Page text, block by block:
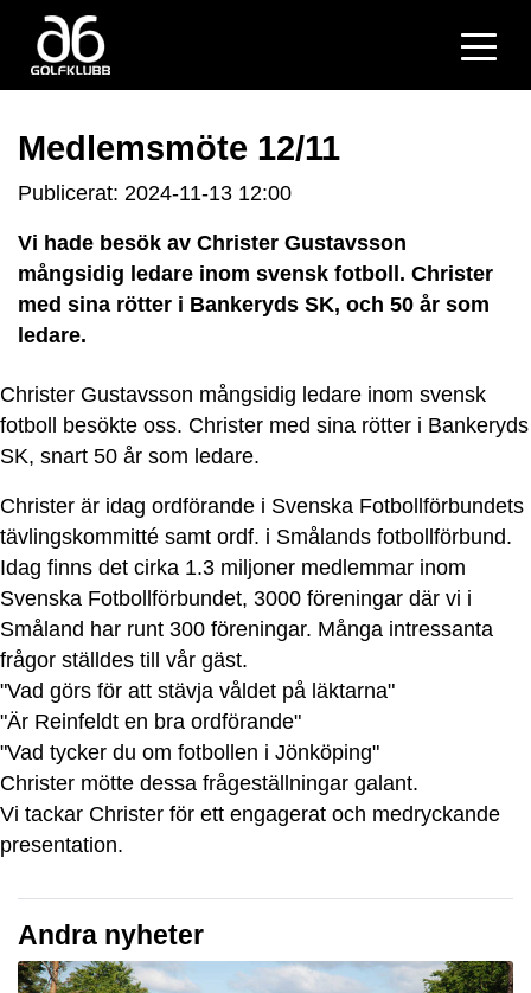
Medlemsmöte 12/11
Publicerat: 2024-11-13 12:00
Vi hade besök av Christer Gustavsson
mångsidig ledare inom svensk fotboll. Christer
med sina rötter i Bankeryds SK, och 50 år som
ledare.
Christer Gustavsson mångsidig ledare inom svensk
fotboll besökte oss. Christer med sina rötter i Bankeryds
SK, snart 50 år som ledare.
Christer är idag ordförande i Svenska Fotbollförbundets
tävlingskommitté samt ordf. i Smålands fotbollförbund.
Idag finns det cirka 1.3 miljoner medlemmar inom
Svenska Fotbollförbundet, 3000 föreningar där vi i
Småland har runt 300 föreningar. Många intressanta
frågor ställdes till vår gäst.
"Vad görs för att stävja våldet på läktarna"
"Är Reinfeldt en bra ordförande"
"Vad tycker du om fotbollen i Jönköping"
Christer mötte dessa frågeställningar galant.
Vi tackar Christer för ett engagerat och medryckande
presentation.
Andra nyheter